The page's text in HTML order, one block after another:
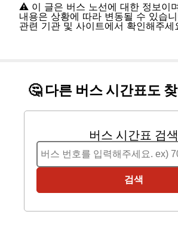
⚠️ 이 글은 버스 노선에 대한 정보이
내용은 상황에 따라 변동될 수 있습
관련 기관 및 사이트에서 확인해주세
🤔 다른 버스 시간표도
버스 시간표 검색
검색